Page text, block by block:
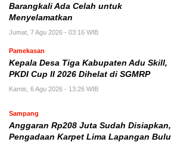
Barangkali Ada Celah untuk
Menyelamatkan
Jumat, 7 Agu 2026 - 03:16 WIB
Pamekasan
Kepala Desa Tiga Kabupaten Adu Skill,
PKDI Cup II 2026 Dihelat di SGMRP
Kamis, 6 Agu 2026 - 13:26 WIB
Sampang
Anggaran Rp208 Juta Sudah Disiapkan,
Pengadaan Karpet Lima Lapangan Bulu